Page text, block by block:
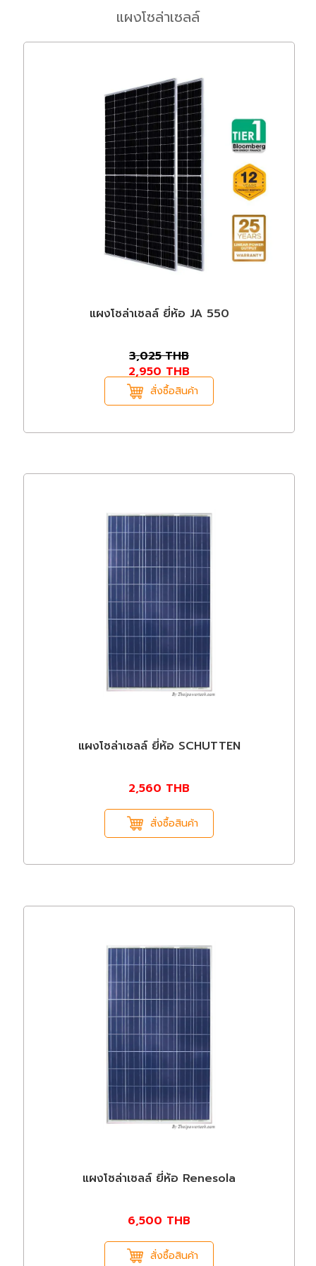
แผงโซล่าเซลล์
แผงโซล่าเซลล์ ยี่ห้อ JA 550
3,025 THB
2,950 THB
สั่งซื้อสินค้า
แผงโซล่าเซลล์ ยี่ห้อ SCHUTTEN
2,560 THB
สั่งซื้อสินค้า
แผงโซล่าเซลล์ ยี่ห้อ Renesola
6,500 THB
สั่งซื้อสินค้า